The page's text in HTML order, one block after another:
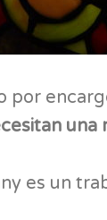
por
una
es un